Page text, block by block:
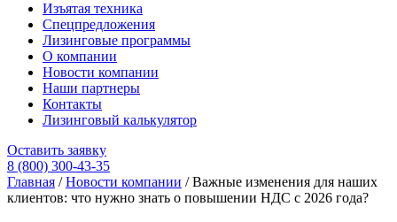
Изъятая техника
Спецпредложения
Лизинговые программы
О компании
Новости компании
Наши партнеры
Контакты
Лизинговый калькулятор
Оставить заявку
8 (800) 300-43-35
Главная /Новости компании /Важные изменения для наших
клиентов: что нужно знать о повышении НДС с 2026 года?